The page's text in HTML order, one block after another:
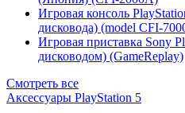
Игровая консоль
дисковода) (model CFI-
Игровая приставка Sony
дисководом) (GameReplay)
Смотреть все
Аксессуары PlayStation 5